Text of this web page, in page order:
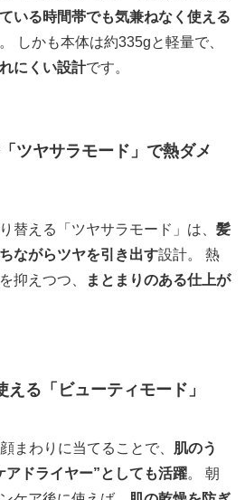
いる時間帯でも気兼ねなく使える
しかも本体は約335gと軽量で、
にくい設計です。
ツヤサラモード」で熱ダメ
替える「ツヤサラモード」は、 髪
ながらツヤを引き出す設計。 熱
抑えつつ、
まとまりのある仕上が
える「ビューティモード」
まわりに当てることで、 肌のう
アドライヤー”としても活躍。 朝